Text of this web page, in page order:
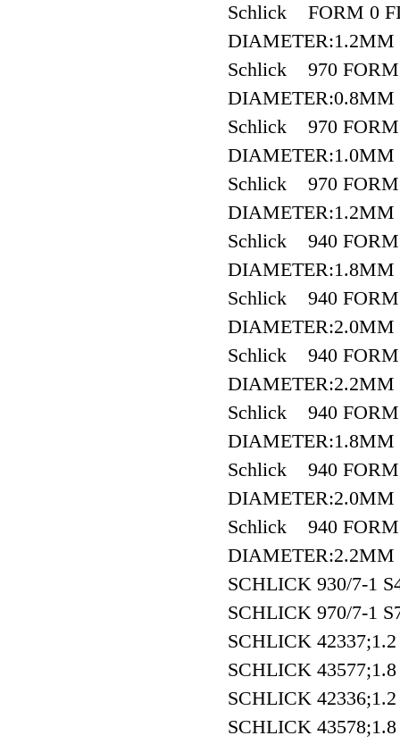
Schlick FORM 0
DIAMETER:1.2MM
Schlick 970 FORM
DIAMETER:0.8MM
Schlick 970 FORM
DIAMETER:1.0MM
Schlick 970 FORM
DIAMETER:1.2MM
Schlick 940 FORM
DIAMETER:1.8MM
Schlick 940 FORM
DIAMETER:2.0MM
Schlick 940 FORM
DIAMETER:2.2MM
Schlick 940 FORM
DIAMETER:1.8MM
Schlick 940 FORM
DIAMETER:2.0MM
Schlick 940 FORM
DIAMETER:2.2MM
SCHLICK 930/7-1
SCHLICK 970/7-1
SCHLICK
SCHLICK
SCHLICK
SCHLICK